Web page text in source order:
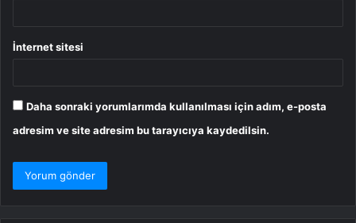
İnternet sitesi
Daha sonraki yorumlarımda kullanılması için adım, e-posta
adresim ve site adresim bu tarayıcıya kaydedilsin.